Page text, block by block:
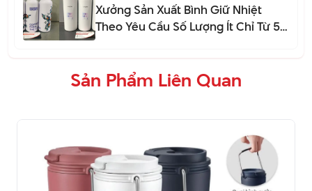
Xưởng Sản Xuất Bình Giữ Nhiệt
Theo Yêu Cầu Số Lượng Ít Chỉ Từ 50
Sản Phẩm Liên Quan